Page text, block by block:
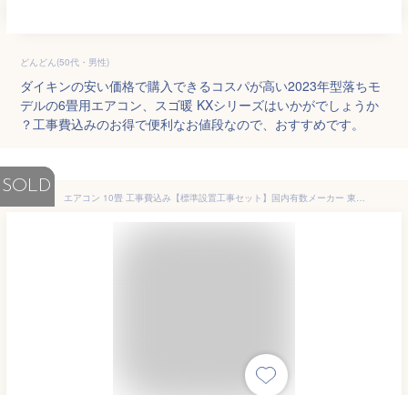
どんどん(50代・男性)
ダイキンの安い価格で購入できるコスパが高い2023年型落ちモ
デルの6畳用エアコン、スゴ暖 KXシリーズはいかがでしょうか
？工事費込みのお得で便利なお値段なので、おすすめです。
SOLD
エアコン 10畳 工事費込み【標準設置工事セット】国内有数メーカー 東芝 日立 富士通 2022年モデル 冷房 暖房 冷暖房 単相100V対応 工事費込 工事込み 工事込 airRCP【楽天リフォーム認定商品】